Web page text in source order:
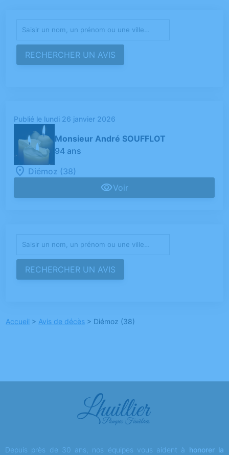
Publié le lundi 26 janvier 2026
Monsieur André SOUFFLOT
94 ans
Diémoz (38)
Voir
Accueil > Avis de décès > Diémoz (38)
Depuis près de 30 ans, nos équipes vous aident à honorer la